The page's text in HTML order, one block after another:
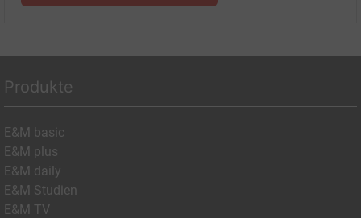
Produkte
E&M basic
E&M plus
E&M daily
E&M Studien
E&M TV